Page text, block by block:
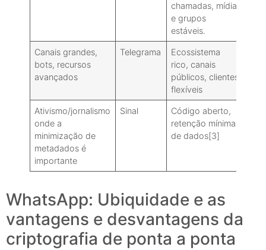
chamadas, mídia
e grupos
estáveis.
Canais grandes,
bots, recursos
avançados
Telegrama
Ecossistema
rico, canais
públicos, clientes
flexíveis
Ativismo/jornalismo
onde a
minimização de
metadados é
importante
Sinal
Código aberto,
retenção mínima
de dados[3]
WhatsApp: Ubiquidade e as
vantagens e desvantagens da
criptografia de ponta a ponta